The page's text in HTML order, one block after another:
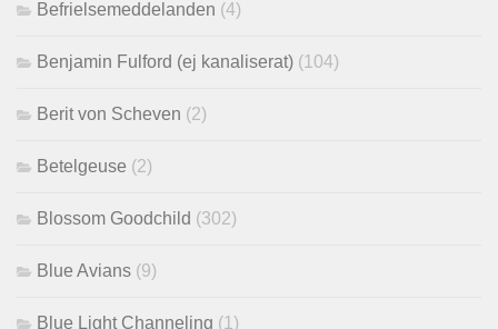
Befrielsemeddelanden (4)
Benjamin Fulford (ej kanaliserat) (104)
Berit von Scheven (2)
Betelgeuse (2)
Blossom Goodchild (302)
Blue Avians (9)
Blue Light Channeling (1)